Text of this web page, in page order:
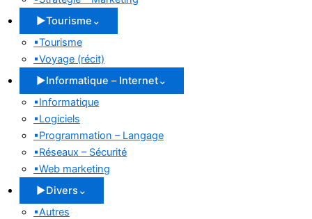
▶Tourisme ⌄
▪Tourisme
▪Voyage (récit)
▶Informatique – Internet⌄
▪Informatique
▪Logiciels
▪Programmation – Langage
▪Réseaux – Sécurité
▪Web marketing
▶Divers ⌄
▪Autres